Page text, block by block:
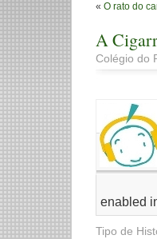
« O rato do
A
Colégio do
enabled
Tipo de